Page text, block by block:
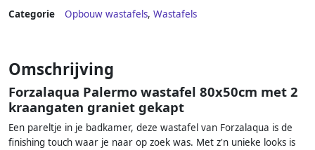
Categorie Opbouw wastafels, Wastafels
Omschrijving
Forzalaqua Palermo wastafel 80x50cm met 2
kraangaten graniet gekapt
Een pareltje in je badkamer, deze wastafel van Forzalaqua is de
finishing touch waar je naar op zoek was. Met z'n unieke looks is